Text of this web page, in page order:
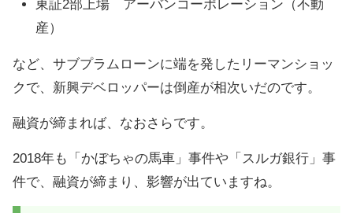
東証2部上場 アーバンコーポレーション（不動
産）
など、サブプラムローンに端を発したリーマンショッ
クで、新興デベロッパーは倒産が相次いだのです。
融資が締まれば、なおさらです。
2018年も「かぼちゃの馬車」事件や「スルガ銀行」事
件で、融資が締まり、影響が出ていますね。